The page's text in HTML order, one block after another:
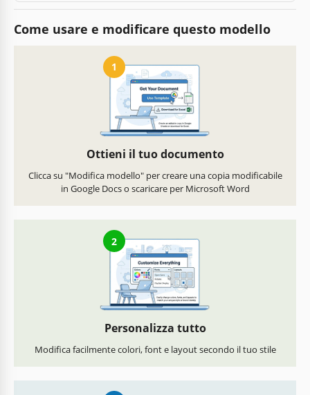
Come usare e modificare questo modello
1
Ottieni il tuo documento
Clicca su "Modifica modello" per creare una copia modificabile
in Google Docs o scaricare per Microsoft Word
2
Personalizza tutto
Modifica facilmente colori, font e layout secondo il tuo stile